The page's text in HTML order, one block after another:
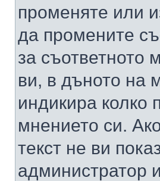
променяте или
да промените
за съответното
ви, в дъното на
индикира колко
мнението си.
текст не ви
администратор